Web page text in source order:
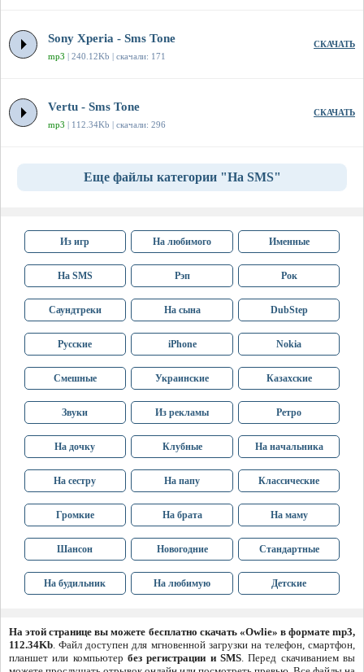
Sony Xperia - Sms Tone
mp3 | 240.12Kb | скачали: 171
СКАЧАТЬ
Vertu - Sms Tone
mp3 | 112.34Kb | скачали: 296
СКАЧАТЬ
Еще файлы категории "На SMS"
Из игр На любимого Именные
На SMS Рэп Рок
Саундтреки На сына DubStep
Русские iPhone Nokia
Смешные Украинские Казахские
Звуки Из рекламы Ретро
На дочку Клубные На начальника
На сестру На папу Классические
Громкие На брата На маму
Шансон Новогодние Стандартные
На будильник На любимую Детские
На этой странице вы можете бесплатно скачать «Owlie» в формате mp3,
112.34Kb. Файл доступен для мгновенной загрузки на телефон, смартфон,
планшет или компьютер без регистрации и SMS. Перед скачиванием вы